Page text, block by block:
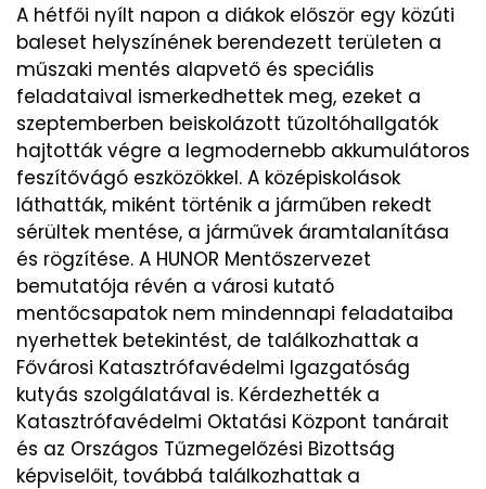
A hétfői nyílt napon a diákok először egy közúti
baleset helyszínének berendezett területen a
műszaki mentés alapvető és speciális
feladataival ismerkedhettek meg, ezeket a
szeptemberben beiskolázott tűzoltóhallgatók
hajtották végre a legmodernebb akkumulátoros
feszítővágó eszközökkel. A középiskolások
láthatták, miként történik a járműben rekedt
sérültek mentése, a járművek áramtalanítása
és rögzítése. A HUNOR Mentőszervezet
bemutatója révén a városi kutató
mentőcsapatok nem mindennapi feladataiba
nyerhettek betekintést, de találkozhattak a
Fővárosi Katasztrófavédelmi Igazgatóság
kutyás szolgálatával is. Kérdezhették a
Katasztrófavédelmi Oktatási Központ tanárait
és az Országos Tűzmegelőzési Bizottság
képviselőit, továbbá találkozhattak a